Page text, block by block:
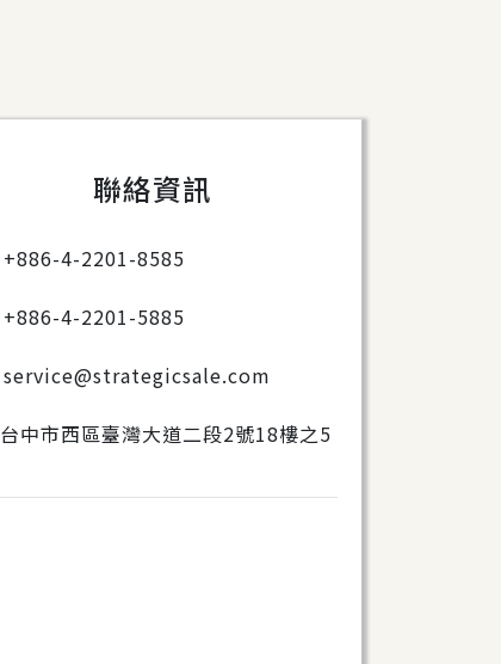
聯絡資訊
+886-4-2201-8585
+886-4-2201-5885
service@strategicsale.com
台中市西區臺灣大道二段2號18樓之5